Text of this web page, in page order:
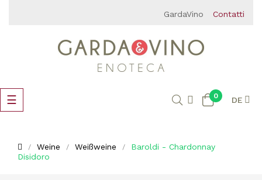
GardaVino Contatti
Umschalten
der
☰ 0 DE
Weine Weißweine
Baroldi - Chardonnay
Disidoro